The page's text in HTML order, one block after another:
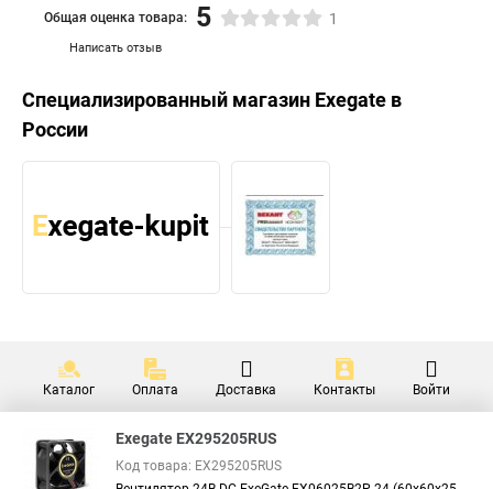
Написать отзыв
Общая оценка товара: 5 1
Специализированный магазин Exegate в
России
Каталог Оплата Доставка Контакты Войти
Exegate EX295205RUS
Код товара: EX295205RUS